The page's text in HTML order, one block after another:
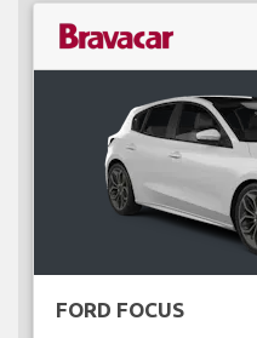
FORD FOCUS